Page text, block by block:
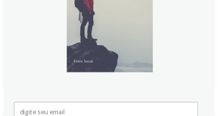
eventos e ligas, e financiar infraestrutura cultural,
turística, de cuidados e esportes. O foco é
impulsionar demanda interna diante da desaceleração
econômica e tarifas estrangeiras.
Continue lendo